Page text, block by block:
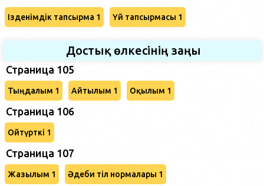
Ізденімдік тапсырма 1 Үй тапсырмасы 1
Достық өлкесінің заңы
Страница 105
Тыңдалым 1 Айтылым 1 Оқылым 1
Страница 106
Ойтүрткі 1
Страница 107
Жазылым 1 Әдеби тіл нормалары 1